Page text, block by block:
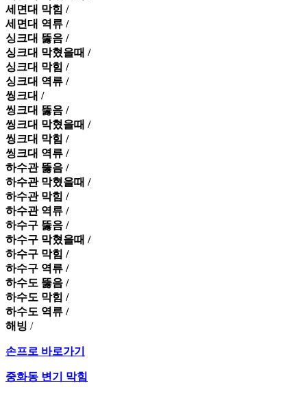
세면대 막힘 /
세면대 역류 /
싱크대 뚫음 /
싱크대 막혔을때 /
싱크대 막힘 /
싱크대 역류 /
씽크대 /
씽크대 뚫음 /
씽크대 막혔을때 /
씽크대 막힘 /
씽크대 역류 /
하수관 뚫음 /
하수관 막혔을때 /
하수관 막힘 /
하수관 역류 /
하수구 뚫음 /
하수구 막혔을때 /
하수구 막힘 /
하수구 역류 /
하수도 뚫음 /
하수도 막힘 /
하수도 역류 /
해빙 /
손프로 바로가기
중화동 변기 막힘